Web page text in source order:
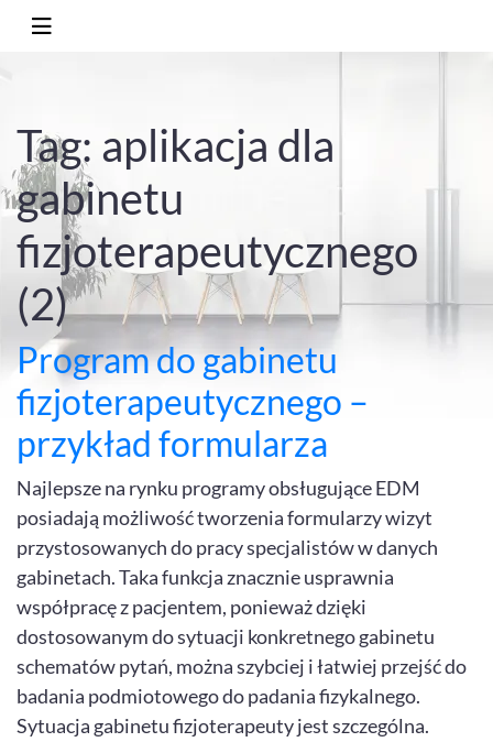
Tag: aplikacja dla
gabinetu
fizjoterapeutycznego
(2)
Program do gabinetu
fizjoterapeutycznego –
przykład formularza
Najlepsze na rynku programy obsługujące EDM
posiadają możliwość tworzenia formularzy wizyt
przystosowanych do pracy specjalistów w danych
gabinetach. Taka funkcja znacznie usprawnia
współpracę z pacjentem, ponieważ dzięki
dostosowanym do sytuacji konkretnego gabinetu
schematów pytań, można szybciej i łatwiej przejść do
badania podmiotowego do padania fizykalnego.
Sytuacja gabinetu fizjoterapeuty jest szczególna.